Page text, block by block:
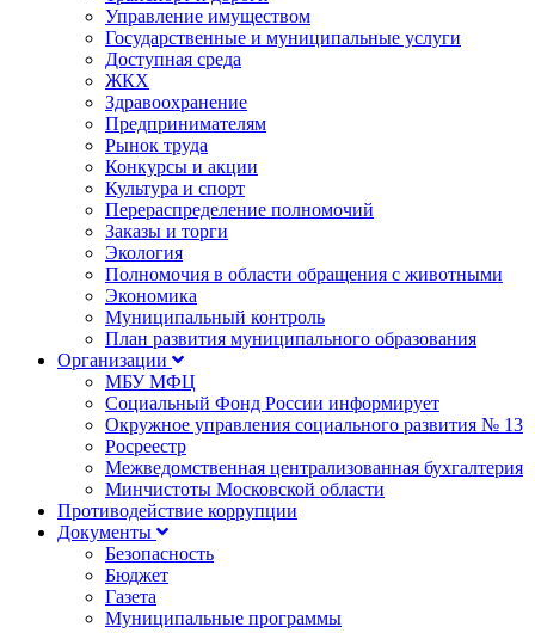
Управление имуществом
Государственные и муниципальные услуги
Доступная среда
ЖКХ
Здравоохранение
Предпринимателям
Рынок труда
Конкурсы и акции
Культура и спорт
Перераспределение полномочий
Заказы и торги
Экология
Полномочия в области обращения с животными
Экономика
Муниципальный контроль
План развития муниципального образования
Организации
МБУ МФЦ
Социальный Фонд России информирует
Окружное управления социального развития № 13
Росреестр
Межведомственная централизованная бухгалтерия
Минчистоты Московской области
Противодействие коррупции
Документы
Безопасность
Бюджет
Газета
Муниципальные программы